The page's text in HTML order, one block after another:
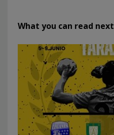
What you can read next